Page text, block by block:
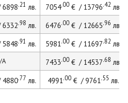
.21 лв. 7054.00€ / 13796.42 лв.
.98 лв. 6476.00€ / 12665.96 лв.
.91 лв. 5981.00€ / 11697.82 лв.
A 7433.00€ / 14537.68 лв.
.77 лв. 4991.00€ / 9761.55 лв.